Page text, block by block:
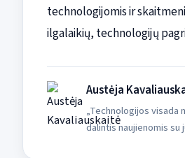
technologijomis ir
ilgalaikių, technologijų
Austėja
„Technologijos visada
dalintis naujienomis su